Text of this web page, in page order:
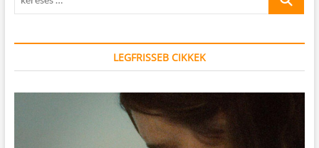
LEGFRISSEB CIKKEK